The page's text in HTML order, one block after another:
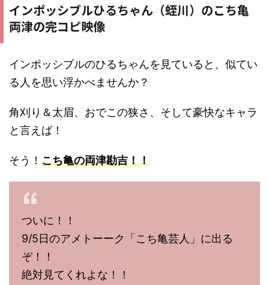
インポッシブルひるちゃん（蛭川）のこち亀
両津の完コピ映像
インポッシブルのひるちゃんを見ていると、似てい
る人を思い浮かべませんか？
角刈り＆太眉、おでこの狭さ、そして豪快なキャラ
と言えば！
そう！ こち亀の両津勘吉！！
ついに！！
9/5日のアメトーーク「こち亀芸人」に出る
ぞ！！
絶対見てくれよな！！